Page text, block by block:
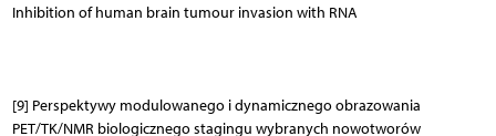
Inhibition of human brain tumour invasion with RNA
[9] Perspektywy modulowanego i dynamicznego obrazowania
PET/TK/NMR biologicznego stagingu wybranych nowotworów